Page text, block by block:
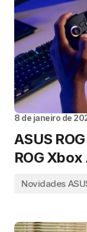
8 de janeiro de
ASUS
ROG Xbox
Novidades